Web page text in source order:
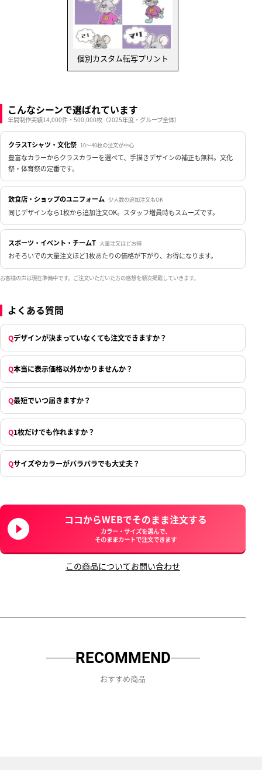
個別カスタム転写プリント
こんなシーンで選ばれています
年間制作実績14,000件・500,000枚（2025年度・グループ全体）
クラスTシャツ・文化祭 10〜40枚の注文が中心
豊富なカラーからクラスカラーを選べて、手描きデザインの補正も無料。文化
祭・体育祭の定番です。
飲食店・ショップのユニフォーム 少人数の追加注文もOK
同じデザインなら1枚から追加注文OK。スタッフ増員時もスムーズです。
スポーツ・イベント・チームT 大量注文ほどお得
おそろいでの大量注文ほど1枚あたりの価格が下がり、お得になります。
お客様の声は現在準備中です。ご注文いただいた方の感想を順次掲載していきます。
よくある質問
Qデザインが決まっていなくても注文できますか？
Q本当に表示価格以外かかりませんか？
Q最短でいつ届きますか？
Q1枚だけでも作れますか？
Qサイズやカラーがバラバラでも大丈夫？
ココからWEBでそのまま注文する
カラー・サイズを選んで、
そのままカートで注文できます
この商品についてお問い合わせ
RECOMMEND
おすすめ商品